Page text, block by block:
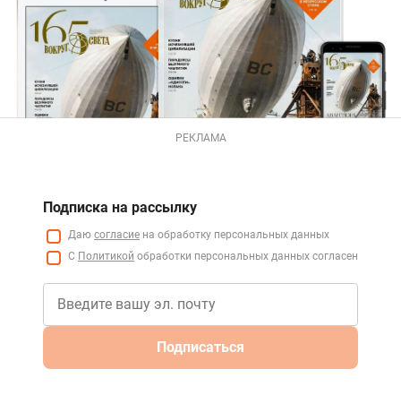
РЕКЛАМА
Подписка на рассылку
Даю согласие на обработку персональных данных
С Политикой обработки персональных данных согласен
Подписаться